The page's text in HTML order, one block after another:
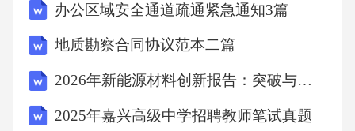
消毒流程管理规范标准是保证餐饮食品安全的
重要环节。餐饮场所应严格遵守各项操作规
的介绍，希望为餐饮行业从业者提供指导，共
同为餐饮业的健康发展贡献力量。注：以上内
办公区域安全通道疏通紧急通知3篇
地质勘察合同协议范本二篇
2026年新能源材料创新报告：突破与发展前景
2025年嘉兴高级中学招聘教师笔试真题